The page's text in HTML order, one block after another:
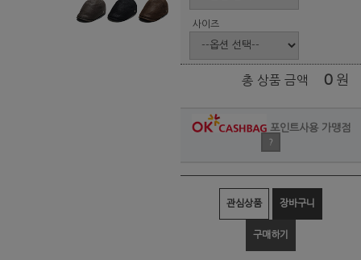
사이즈
총 상품 금액 0 원
포인트사용 가맹점
?
관심상품 장바구니
구매하기